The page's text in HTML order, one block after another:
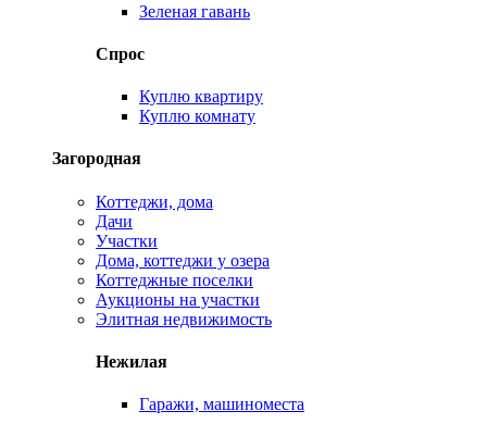
Зеленая гавань
Спрос
Куплю квартиру
Куплю комнату
Загородная
Коттеджи, дома
Дачи
Участки
Дома, коттеджи у озера
Коттеджные поселки
Аукционы на участки
Элитная недвижимость
Нежилая
Гаражи, машиноместа